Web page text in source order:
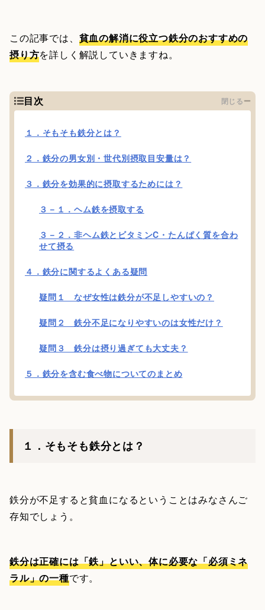
この記事では、 貧血の解消に役立つ鉄分のおすすめの
摂り方を詳しく解説していきますね。
目次 閉じる
１．そもそも鉄分とは？
２．鉄分の男女別・世代別摂取目安量は？
３．鉄分を効果的に摂取するためには？
３－１．ヘム鉄を摂取する
３－２．非ヘム鉄とビタミンC・たんぱく質を合わ
せて摂る
４．鉄分に関するよくある疑問
疑問１ なぜ女性は鉄分が不足しやすいの？
疑問２ 鉄分不足になりやすいのは女性だけ？
疑問３ 鉄分は摂り過ぎても大丈夫？
５．鉄分を含む食べ物についてのまとめ
１．そもそも鉄分とは？
鉄分が不足すると貧血になるということはみなさんご
存知でしょう。
鉄分は正確には「鉄」といい、体に必要な「必須ミネ
ラル」の一種です。